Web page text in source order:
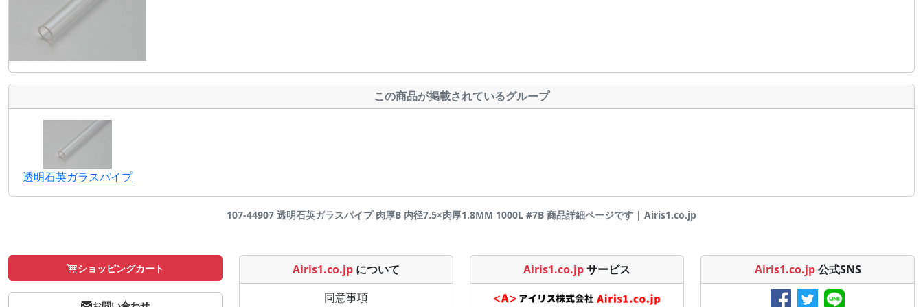
この商品が掲載されているグループ
透明石英ガラスパイプ
107-44907 透明石英ガラスパイプ 肉厚B 内径7.5×肉厚1.8MM 1000L #7B 商品詳細ページです | Airis1.co.jp
ショッピングカート Airis1.co.jp について
同意事項
Airis1.co.jpサービス Airis1.co.jp 公式SNS